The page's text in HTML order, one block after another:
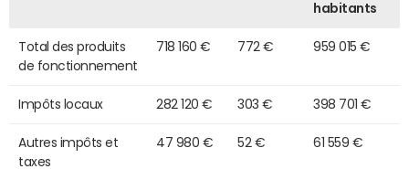
habitants
Total des produits
de fonctionnement
718 160 € 772 € 959 015 €
Impôts locaux 282 120 € 303 € 398 701 €
Autres impôts et
taxes
47 980 € 52 € 61 559 €